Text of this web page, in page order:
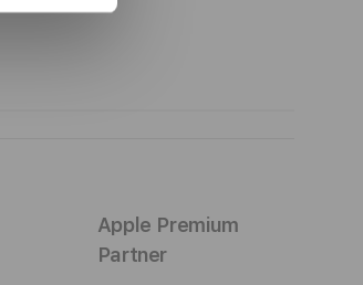
Apple Premium
Partner